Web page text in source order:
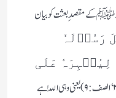
کے مقصدِ بعثت کو بیان
رَسُوۡلَہٗ
عَلَی
(التوبۃ:۳۳‘ الفتح:۲۸‘ الصف:۹) یعنی وہی اللّٰہ ہے